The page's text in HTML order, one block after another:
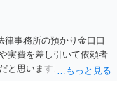
律事務所の預かり金口口
実費を差し引いて依頼者
と思います。